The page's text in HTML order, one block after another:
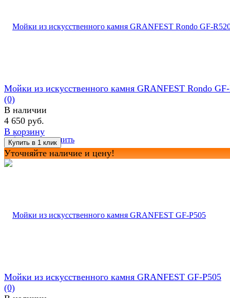
избранное сравнить
Мойки из искусственного камня GRANFEST Rondo
(0)
В наличии
4 650 руб.
В корзину
Уточняйте наличие и цену!
Мойки из искусственного камня GRANFEST GF-P505
(0)